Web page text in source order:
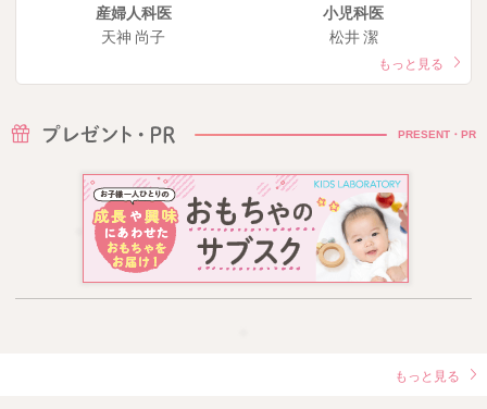
産婦人科医
天神 尚子
小児科医
松井 潔
もっと見る
PRESENT・PR
もっと見る